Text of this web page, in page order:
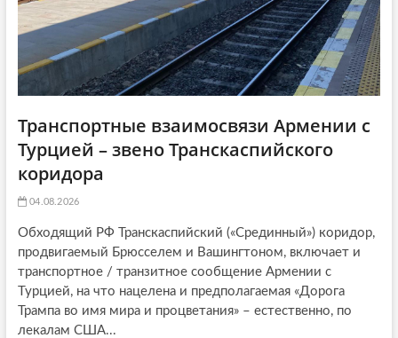
Транспортные взаимосвязи Армении с
Турцией – звено Транскаспийского
коридора
04.08.2026
Обходящий РФ Транскаспийский («Срединный») коридор,
продвигаемый Брюсселем и Вашингтоном, включает и
транспортное / транзитное сообщение Армении с
Турцией, на что нацелена и предполагаемая «Дорога
Трампа во имя мира и процветания» – естественно, по
лекалам США...